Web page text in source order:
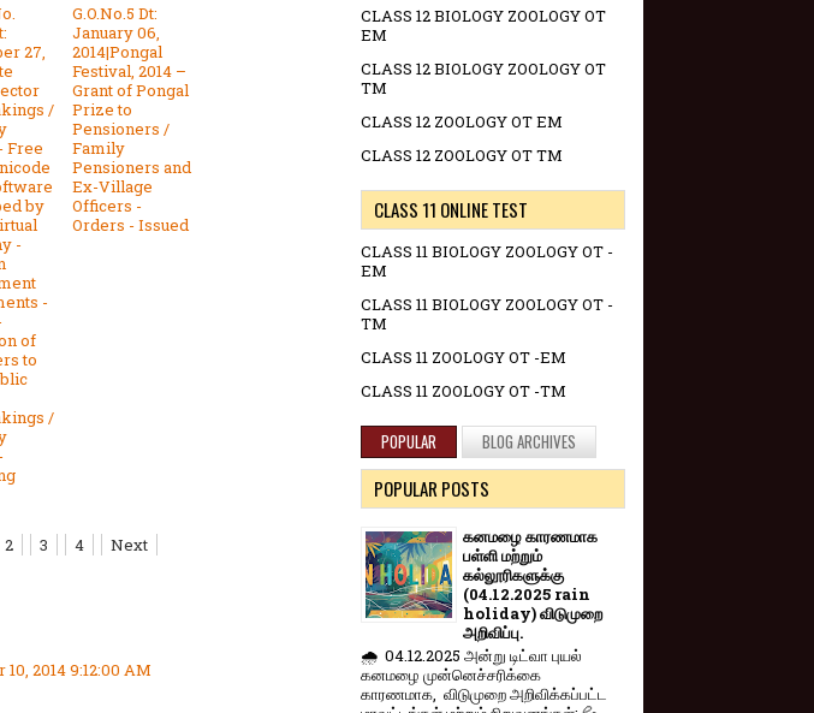
27,
/
Free
by
-
-
of
to
/
G.O.No.5 Dt:
January 06,
2014|Pongal
Festival, 2014 –
Grant of Pongal
Prize to
Pensioners /
Family
Pensioners and
Ex-Village
Officers -
Orders - Issued
2 3 4 Next
2014 9:12:00 AM
CLASS 12 BIOLOGY ZOOLOGY OT
EM
CLASS 12 BIOLOGY ZOOLOGY OT
TM
CLASS 12 ZOOLOGY OT EM
CLASS 12 ZOOLOGY OT TM
CLASS 11 ONLINE TEST
CLASS 11 BIOLOGY ZOOLOGY OT -
EM
CLASS 11 BIOLOGY ZOOLOGY OT -
TM
CLASS 11 ZOOLOGY OT -EM
CLASS 11 ZOOLOGY OT -TM
POPULAR BLOG ARCHIVES
POPULAR POSTS
கனமழை காரணமாக
பள்ளி மற்றும்
கல்லூரிகளுக்கு
(04.12.2025 rain
holiday) விடுமுறை
அறிவிப்பு.
🌧️ 04.12.2025 அன்று டிட்வா புயல்
கனமழை முன்னெச்சரிக்கை
காரணமாக, விடுமுறை அறிவிக்கப்பட்ட